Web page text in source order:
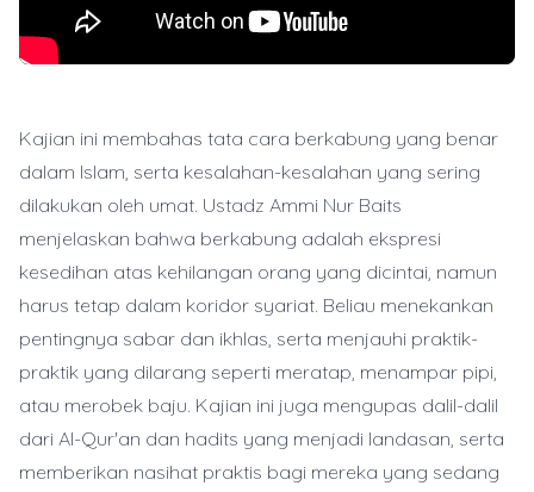
Kajian ini membahas tata cara berkabung yang benar
dalam Islam, serta kesalahan-kesalahan yang sering
dilakukan oleh umat. Ustadz Ammi Nur Baits
menjelaskan bahwa berkabung adalah ekspresi
kesedihan atas kehilangan orang yang dicintai, namun
harus tetap dalam koridor syariat. Beliau menekankan
pentingnya sabar dan ikhlas, serta menjauhi praktik-
praktik yang dilarang seperti meratap, menampar pipi,
atau merobek baju. Kajian ini juga mengupas dalil-dalil
dari Al-Qur'an dan hadits yang menjadi landasan, serta
memberikan nasihat praktis bagi mereka yang sedang